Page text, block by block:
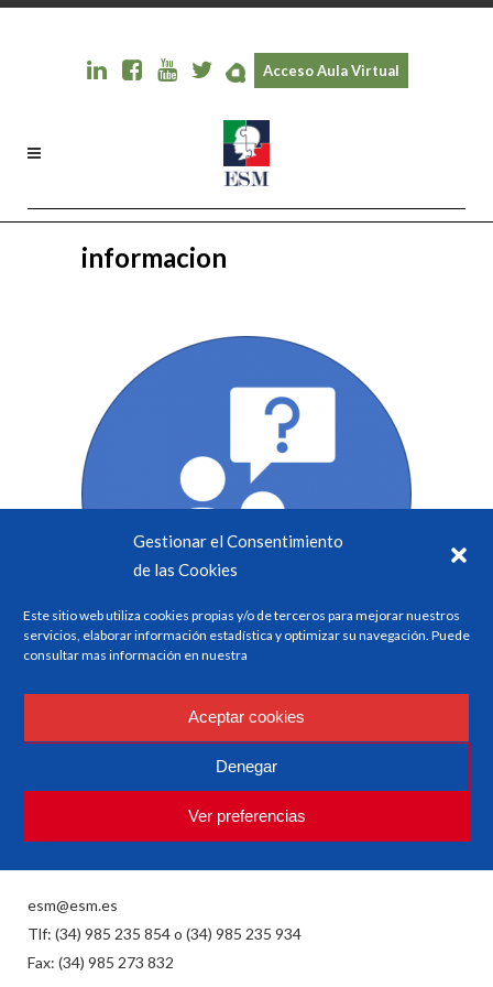
Gestionar el Consentimiento
de las Cookies
Este sitio web utiliza cookies propias y/o de terceros para mejorar nuestros
servicios, elaborar información estadística y optimizar su navegación. Puede
consultar mas información en nuestra
Aceptar cookies
Denegar
Ver preferencias
Acceso Aula Virtual
informacion
ESM
Investigación y Formación en Seguridad y Factores
esm@esm.es
Tlf: (34) 985 235 854 o (34) 985 235 934
Fax: (34) 985 273 832